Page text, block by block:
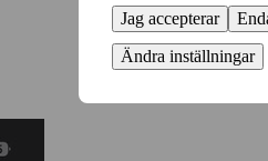
Jag accepterar
Ändra inställningar